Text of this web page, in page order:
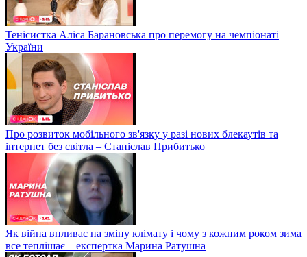
Тенісистка Аліса Барановська про перемогу на чемпіонаті
України
Про розвиток мобільного зв'язку у разі нових блекаутів та
інтернет без світла – Станіслав Прибитько
Як війна впливає на зміну клімату і чому з кожним роком зима
все теплішає – експертка Марина Ратушна